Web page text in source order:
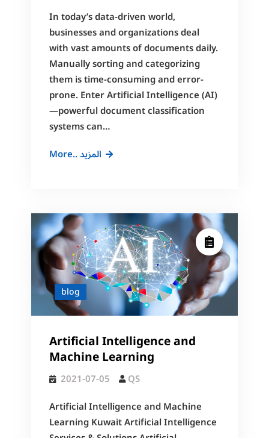
In today’s data-driven world,
businesses and organizations deal
with vast amounts of documents daily.
Manually sorting and categorizing
them is time-consuming and error-
prone. Enter Artificial Intelligence (AI)
—powerful document classification
systems can…
More.. المزيدAI
Data
Management
blog
Artificial Intelligence and
Machine Learning
2021-07-05
QS
Artificial Intelligence and Machine
Learning Kuwait Artificial Intelligence